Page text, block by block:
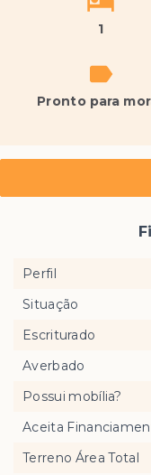
1
Pronto para
Perfil
Situação
Escriturado
Averbado
Possui mobília?
Aceita
Terreno Área Total